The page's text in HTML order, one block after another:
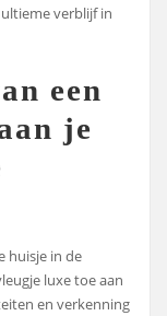
verblijf in
een
je
huisje in de
luxe toe aan
en verkenning